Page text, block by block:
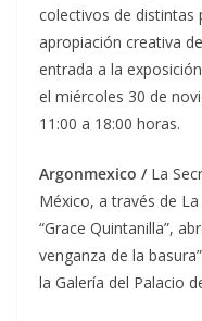
colectivos de distintas
apropiación creativa
entrada a la
el miércoles 30 de
11:00 a 18:00 horas.
Argonmexico / La
México, a través de
“Grace Quintanilla”,
venganza de la
la Galería del Palacio